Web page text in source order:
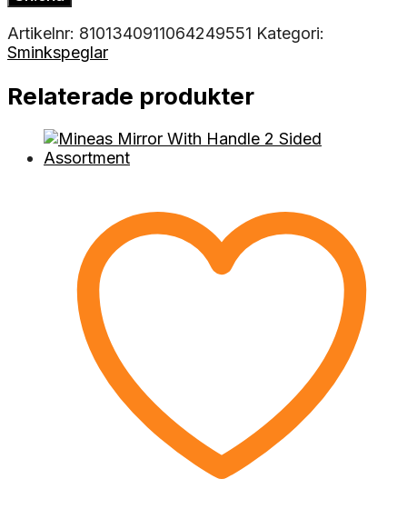
Artikelnr: 8101340911064249551 Kategori:
Sminkspeglar
Relaterade produkter